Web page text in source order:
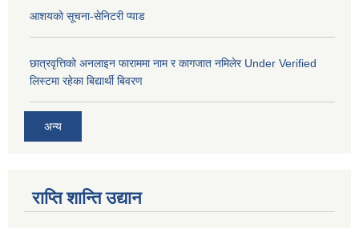
आशयको सूचना-सेनिटरी प्याड
छात्रवृत्तिको अनलाइन फाराममा नाम र कागजात नमिलेर Under Verified
लिस्टमा रहेका बिद्यार्थी बिवरण
अन्य
राप्ति शान्ति उद्यान